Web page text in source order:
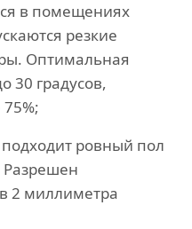
в помещениях
резкие
Оптимальная
30 градусов,
ровный пол
Разрешен
2 миллиметра